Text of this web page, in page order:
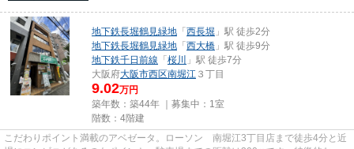
地下鉄長堀鶴見緑地 「西長堀 」駅 徒歩2分
地下鉄長堀鶴見緑地 「西大橋 」駅 徒歩9分
地下鉄千日前線 「桜川
」駅 徒歩7分
大阪府大阪市西区南堀江 ３丁目
9.02万円
築年数：築44年 ｜募集中： 1室
階数：4階建
こだわりポイント満載のアベゼータ。ローソン 南堀江3丁目店まで徒歩4分と近